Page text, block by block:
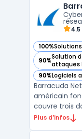
un important
assurant une
4.5
100%
— voir
90%Solution
attaques
— voir
90%Logiciels
— voir
Barracuda
américain
couvre trois
email
Plus d’infos